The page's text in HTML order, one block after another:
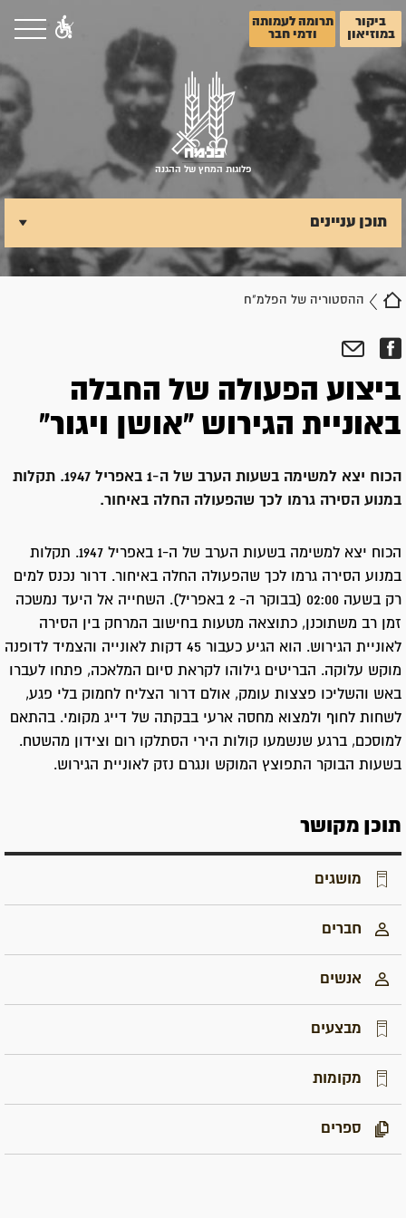
ביקור
במוזיאון
תרומה לעמותה
ודמי חבר
פלוגות המחץ של ההגנה
ההסטוריה של הפלמ"ח
תוכן עניינים
ביצוע הפעולה של החבלה
באוניית הגירוש "אושן ויגור"
הכוח יצא למשימה בשעות הערב של ה-1 באפריל 1947. תקלות
במנוע הסירה גרמו לכך שהפעולה החלה באיחור.
הכוח יצא למשימה בשעות הערב של ה-1 באפריל 1947. תקלות
במנוע הסירה גרמו לכך שהפעולה החלה באיחור. דרור נכנס למים
רק בשעה 02:00 (בבוקר ה- 2 באפריל). השחייה אל היעד נמשכה
זמן רב משתוכנן, כתוצאה מטעות בחישוב המרחק בין הסירה
לאוניית הגירוש. הוא הגיע כעבור 45 דקות לאונייה והצמיד לדופנה
מוקש עלוקה. הבריטים גילוהו לקראת סיום המלאכה, פתחו לעברו
באש והשליכו פצצות עומק, אולם דרור הצליח לחמוק בלי פגע,
לשחות לחוף ולמצוא מחסה ארעי בבקתה של דייג מקומי. בהתאם
למוסכם, ברגע שנשמעו קולות הירי הסתלקו רום וצידון מהשטח.
בשעות הבוקר התפוצץ המוקש ונגרם נזק לאוניית הגירוש.
תוכן מקושר
מושגים
חברים
אנשים
מבצעים
מקומות
ספרים